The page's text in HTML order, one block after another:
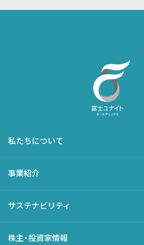
私たちについて
事業紹介
サステナビリティ
株主・投資家情報